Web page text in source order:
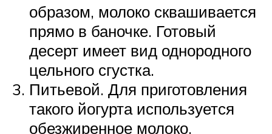
образом, молоко сквашивается
прямо в баночке. Готовый
десерт имеет вид однородного
цельного сгустка.
Питьевой. Для приготовления
такого йогурта используется
обезжиренное молоко.